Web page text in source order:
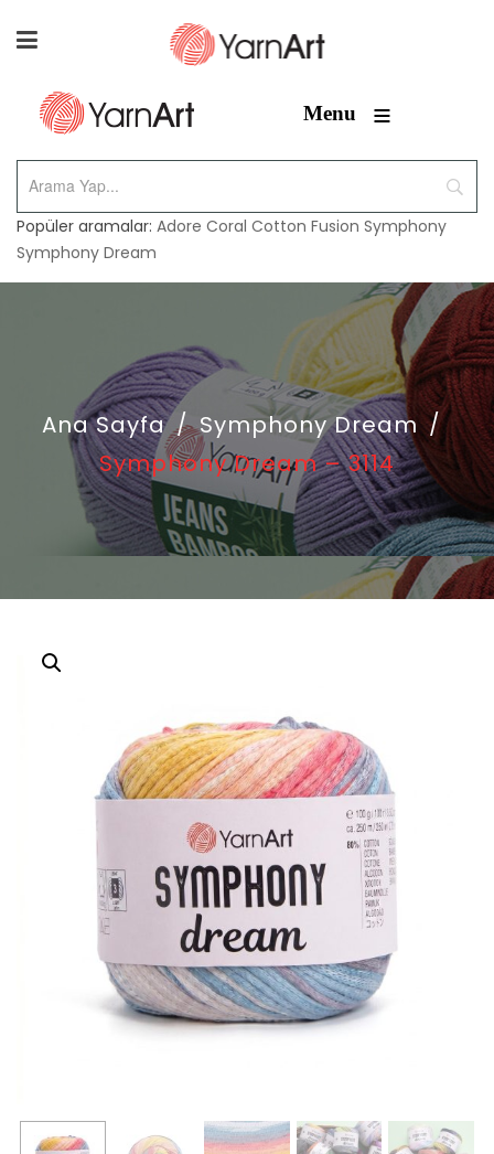
Menu ≡
Popüler aramalar: Adore Coral Cotton Fusion Symphony
Symphony Dream
Ana Sayfa / Symphony Dream /
Symphony Dream – 3114